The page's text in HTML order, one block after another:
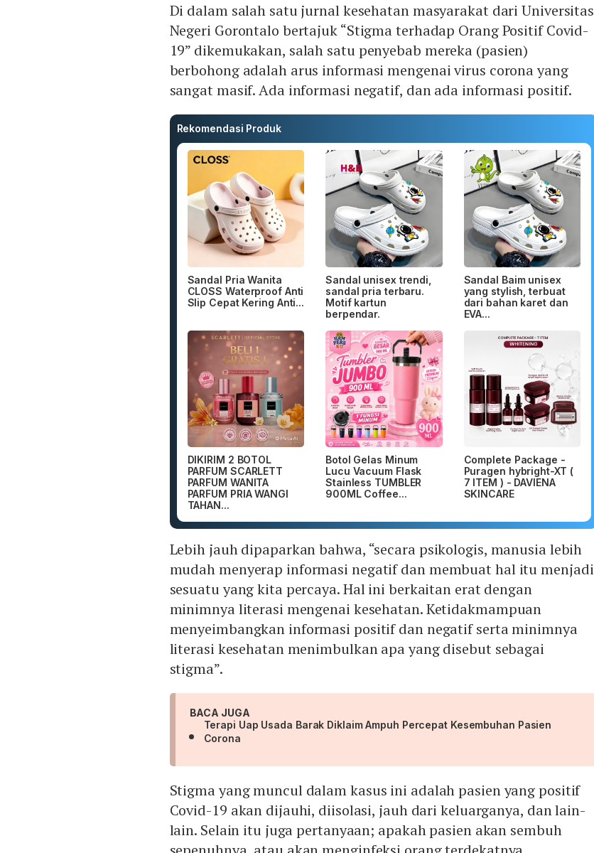
Di dalam salah satu jurnal kesehatan masyarakat dari Universitas
Negeri Gorontalo bertajuk “Stigma terhadap Orang Positif Covid-
19” dikemukakan, salah satu penyebab mereka (pasien)
berbohong adalah arus informasi mengenai virus corona yang
sangat masif. Ada informasi negatif, dan ada informasi positif.
Rekomendasi Produk
Sandal Pria Wanita
CLOSS Waterproof Anti
Slip Cepat Kering Anti...
Sandal unisex trendi,
sandal pria terbaru.
Motif kartun
berpendar.
Sandal Baim unisex
yang stylish, terbuat
dari bahan karet dan
EVA...
DIKIRIM 2 BOTOL
PARFUM SCARLETT
PARFUM WANITA
PARFUM PRIA WANGI
TAHAN...
Botol Gelas Minum
Lucu Vacuum Flask
Stainless TUMBLER
900ML Coffee...
Complete Package -
Puragen hybright-XT (
7 ITEM ) - DAVIENA
SKINCARE
Lebih jauh dipaparkan bahwa, “secara psikologis, manusia lebih
mudah menyerap informasi negatif dan membuat hal itu menjadi
sesuatu yang kita percaya. Hal ini berkaitan erat dengan
minimnya literasi mengenai kesehatan. Ketidakmampuan
menyeimbangkan informasi positif dan negatif serta minimnya
literasi kesehatan menimbulkan apa yang disebut sebagai
stigma”.
BACA JUGA
Terapi Uap Usada Barak Diklaim Ampuh Percepat Kesembuhan Pasien
Corona
Stigma yang muncul dalam kasus ini adalah pasien yang positif
Covid-19 akan dijauhi, diisolasi, jauh dari keluarganya, dan lain-
lain. Selain itu juga pertanyaan; apakah pasien akan sembuh